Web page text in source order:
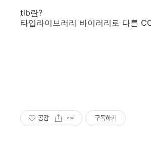
tlb란?
타입라이브러리 바이러리로 다른
공감 구독하기